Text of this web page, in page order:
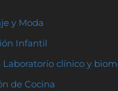
y Moda
Infantil
Laboratorio clínico y
de Cocina